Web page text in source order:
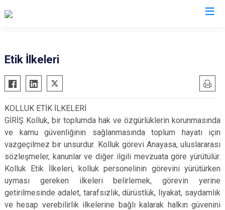
Etik İlkeleri
KOLLUK ETİK İLKELERİ
GİRİŞ Kolluk, bir toplumda hak ve özgürlüklerin korunmasında
ve kamu güvenliğinin sağlanmasında toplum hayatı için
vazgeçilmez bir unsurdur. Kolluk görevi Anayasa, uluslararası
sözleşmeler, kanunlar ve diğer ilgili mevzuata göre yürütülür.
Kolluk Etik İlkeleri, kolluk personelinin görevini yürütürken
uyması gereken ilkeleri belirlemek, görevin yerine
getirilmesinde adalet, tarafsızlık, dürüstlük, liyakat, saydamlık
ve hesap verebilirlik ilkelerine bağlı kalarak halkın güvenini